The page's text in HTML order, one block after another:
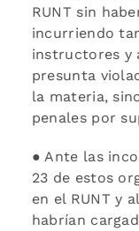
RUNT sin
incurriendo
instructores y
presunta
la materia,
penales por
● Ante las
23 de estos
en el RUNT y
habrían